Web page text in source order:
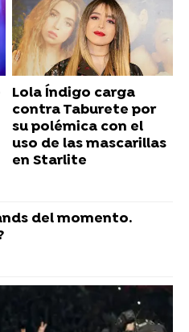
Lola Índigo carga
contra Taburete por
su polémica con el
uso de las mascarillas
en Starlite
del momento.